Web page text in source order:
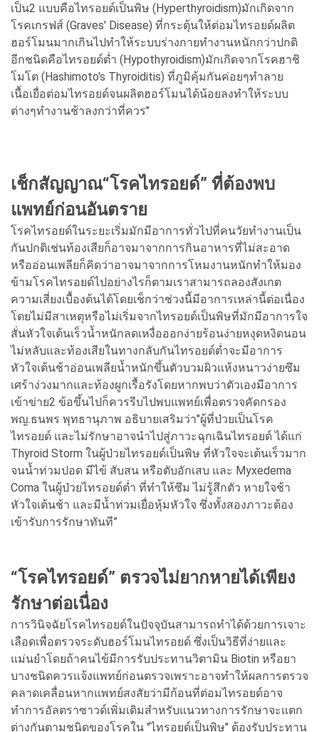
เป็น2 แบบคือไทรอยด์เป็นพิษ (Hyperthyroidism)มักเกิดจาก
โรคเกรฟส์ (Graves' Disease) ที่กระตุ้นให้ต่อมไทรอยด์ผลิต
ฮอร์โมนมากเกินไปทำให้ระบบร่างกายทำงานหนักกว่าปกติ
อีกชนิดคือไทรอยด์ต่ำ (Hypothyroidism)มักเกิดจากโรคฮาชิ
โมโต (Hashimoto's Thyroiditis) ที่ภูมิคุ้มกันค่อยๆทำลาย
เนื้อเยื่อต่อมไทรอยด์จนผลิตฮอร์โมนได้น้อยลงทำให้ระบบ
ต่างๆทำงานช้าลงกว่าที่ควร"
เช็กสัญญาณ“โรคไทรอยด์” ที่ต้องพบ
แพทย์ก่อนอันตราย
โรคไทรอยด์ในระยะเริ่มมักมีอาการทั่วไปที่คนวัยทำงานเป็น
กันปกติเช่นท้องเสียก็อาจมาจากการกินอาหารที่ไม่สะอาด
หรืออ่อนเพลียก็คิดว่าอาจมาจากการโหมงานหนักทำให้มอง
ข้ามโรคไทรอยด์ไปอย่างไรก็ตามเราสามารถลองสังเกต
ความเสี่ยงเบื้องต้นได้โดยเช็กว่าช่วงนี้มีอาการเหล่านี้ต่อเนื่อง
โดยไม่มีสาเหตุหรือไม่เริ่มจากไทรอยด์เป็นพิษที่มักมีอาการใจ
สั่นหัวใจเต้นเร็วน้ำหนักลดเหงื่อออกง่ายร้อนง่ายหงุดหงิดนอน
ไม่หลับและท้องเสียในทางกลับกันไทรอยด์ต่ำจะมีอาการ
หัวใจเต้นช้าอ่อนเพลียน้ำหนักขึ้นตัวบวมผิวแห้งหนาวง่ายซึม
เศร้าง่วงมากและท้องผูกเรื้อรังโดยหากพบว่าตัวเองมีอาการ
เข้าข่าย2 ข้อขึ้นไปก็ควรรีบไปพบแพทย์เพื่อตรวจคัดกรอง
พญ.ธนพร พุทธานุภาพ อธิบายเสริมว่า"ผู้ที่ป่วยเป็นโรค
ไทรอยด์ และไม่รักษาอาจนำไปสู่ภาวะฉุกเฉินไทรอยด์ ได้แก่
Thyroid Storm ในผู้ป่วยไทรอยด์เป็นพิษ ที่หัวใจจะเต้นเร็วมาก
จนน้ำท่วมปอด มีไข้ สับสน หรือตับอักเสบ และ Myxedema
Coma ในผู้ป่วยไทรอยด์ต่ำ ที่ทำให้ซึม ไม่รู้สึกตัว หายใจช้า
หัวใจเต้นช้า และมีน้ำท่วมเยื่อหุ้มหัวใจ ซึ่งทั้งสองภาวะต้อง
เข้ารับการรักษาทันที”
“โรคไทรอยด์” ตรวจไม่ยากหายได้เพียง
รักษาต่อเนื่อง
การวินิจฉัยโรคไทรอยด์ในปัจจุบันสามารถทำได้ด้วยการเจาะ
เลือดเพื่อตรวจระดับฮอร์โมนไทรอยด์ ซึ่งเป็นวิธีที่ง่ายและ
แม่นยำโดยถ้าคนไข้มีการรับประทานวิตามิน Biotin หรือยา
บางชนิดควรแจ้งแพทย์ก่อนตรวจเพราะอาจทำให้ผลการตรวจ
คลาดเคลื่อนหากแพทย์สงสัยว่ามีก้อนที่ต่อมไทรอยด์อาจ
ทำการอัลตราซาวด์เพิ่มเติมสำหรับแนวทางการรักษาจะแตก
ต่างกันตามชนิดของโรคใน "ไทรอยด์เป็นพิษ" ต้องรับประทาน